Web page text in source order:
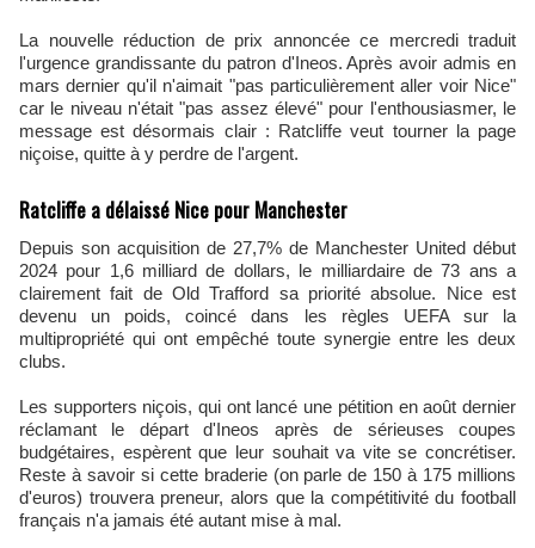
La nouvelle réduction de prix annoncée ce mercredi traduit
l'urgence grandissante du patron d'Ineos. Après avoir admis en
mars dernier qu'il n'aimait "pas particulièrement aller voir Nice"
car le niveau n'était "pas assez élevé" pour l'enthousiasmer, le
message est désormais clair : Ratcliffe veut tourner la page
niçoise, quitte à y perdre de l'argent.
Ratcliffe a délaissé Nice pour Manchester
Depuis son acquisition de 27,7% de Manchester United début
2024 pour 1,6 milliard de dollars, le milliardaire de 73 ans a
clairement fait de Old Trafford sa priorité absolue. Nice est
devenu un poids, coincé dans les règles UEFA sur la
multipropriété qui ont empêché toute synergie entre les deux
clubs.
Les supporters niçois, qui ont lancé une pétition en août dernier
réclamant le départ d'Ineos après de sérieuses coupes
budgétaires, espèrent que leur souhait va vite se concrétiser.
Reste à savoir si cette braderie (on parle de 150 à 175 millions
d'euros) trouvera preneur, alors que la compétitivité du football
français n'a jamais été autant mise à mal.